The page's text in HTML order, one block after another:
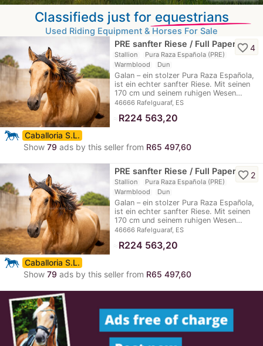
Classifieds just for equestrians
Used Riding Equipment & Horses For Sale
PRE sanfter Riese / Full Papers
Stallion
Pura Raza Española (PRE)
Warmblood
Dun
Galan – ein stolzer Pura Raza Española,
ist ein echter sanfter Riese. Mit seinen
170 cm und seinem ruhigen Wesen…
46666 Rafelguaraf, ES
favorite_border4
R224 563,20
Caballoria S.L.
Show 79 ads by this seller from R65 497,60
PRE sanfter Riese / Full Papers
Stallion
Pura Raza Española (PRE)
Warmblood
Dun
Galan – ein stolzer Pura Raza Española,
ist ein echter sanfter Riese. Mit seinen
170 cm und seinem ruhigen Wesen…
46666 Rafelguaraf, ES
favorite_border 2
R224 563,20
Caballoria S.L.
Show 79 ads by this seller from R65 497,60